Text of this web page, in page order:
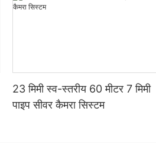
23 मिमी स्व-स्तरीय 60 मीटर 7 मिमी
पाइप सीवर कैमरा सिस्टम